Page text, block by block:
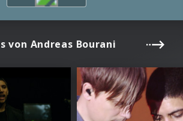
von Andreas Bourani